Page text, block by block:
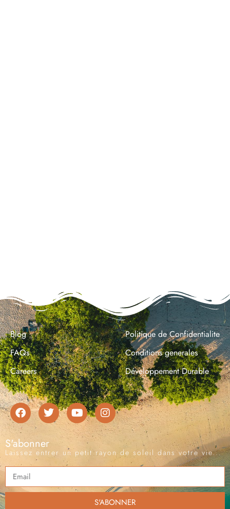
Blog
FAQs
Careers
Politique de Confidentialite
Conditions generales
Développement Durable
S'abonner
Laissez entrer un petit rayon de soleil dans votre vie...
S'ABONNER